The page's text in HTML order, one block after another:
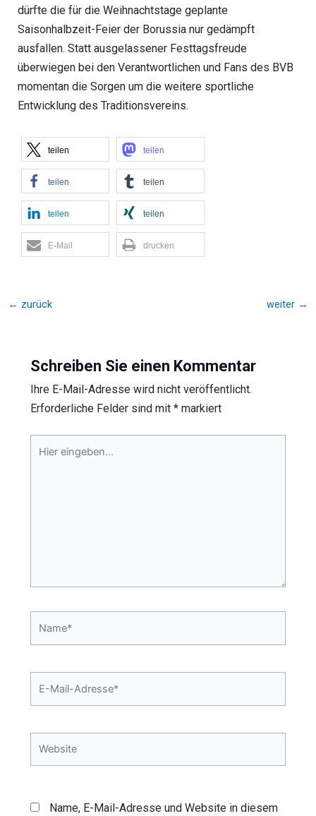
dürfte die für die Weihnachtstage geplante
Saisonhalbzeit-Feier der Borussia nur gedämpft
ausfallen. Statt ausgelassener Festtagsfreude
überwiegen bei den Verantwortlichen und Fans des BVB
momentan die Sorgen um die weitere sportliche
Entwicklung des Traditionsvereins.
teilen teilen
teilen teilen
teilen teilen
E-Mail drucken
← zurück weiter →
Schreiben Sie einen Kommentar
Ihre E-Mail-Adresse wird nicht veröffentlicht.
Erforderliche Felder sind mit *markiert
Name, E-Mail-Adresse und Website in diesem